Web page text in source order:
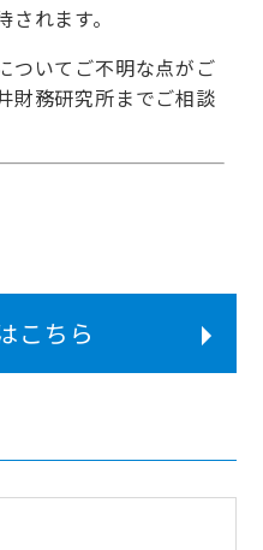
れます。
ついてご不明な点がご
財務研究所までご相談
こちら